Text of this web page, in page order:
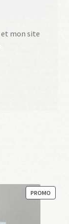
mon site
PROMO
EN